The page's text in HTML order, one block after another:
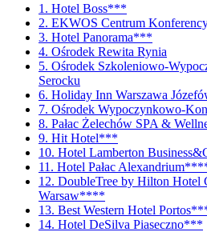
1. Hotel Boss***
2. EKWOS Centrum
3. Hotel Panorama***
4. Ośrodek Rewita Rynia
5. Ośrodek Szkoleniowo-
Serocku
6. Holiday Inn Warszawa
7. Ośrodek Wypoczynkowo-
8. Pałac Żelechów SPA &
9. Hit Hotel***
10. Hotel Lamberton
11. Hotel Pałac
12. DoubleTree by Hilton Hotel
Warsaw****
13. Best Western Hotel
14. Hotel DeSilva Piaseczno***